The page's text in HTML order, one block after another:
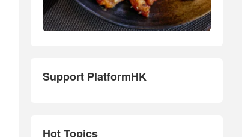
Support PlatformHK
Hot Topics